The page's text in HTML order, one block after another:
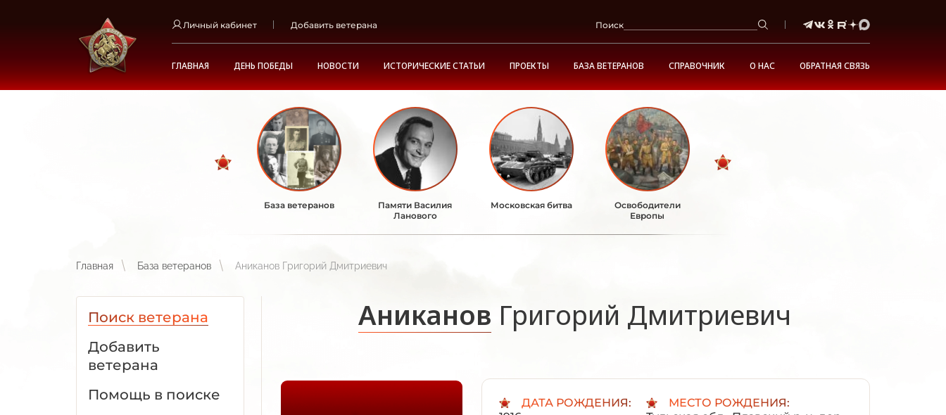
Личный кабинет Добавить ветерана Поиск
ГЛАВНАЯ ДЕНЬ ПОБЕДЫ НОВОСТИ ИСТОРИЧЕСКИЕ СТАТЬИ ПРОЕКТЫ БАЗА ВЕТЕРАНОВ СПРАВОЧНИК О НАС ОБРАТНАЯ СВЯЗЬ
База ветеранов
Памяти Василия
Ланового
Московская битва
Освободители
Европы
Главная База ветеранов Аниканов Григорий Дмитриевич
Поиск ветерана
Добавить
ветерана
Помощь в поиске
Аниканов Григорий Дмитриевич
ДАТА РОЖДЕНИЯ:
МЕСТО РОЖДЕНИЯ: